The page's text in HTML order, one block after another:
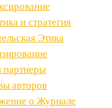
и стратегия
Этика
авторов
о Журнале